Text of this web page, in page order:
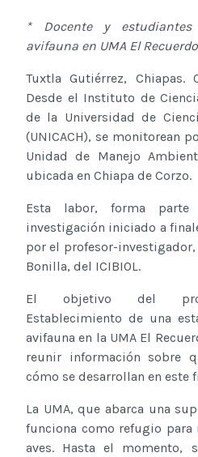
* Docente y estudiantes
avifauna en UMA El Recuerdo
Tuxtla Gutiérrez,
Desde el Instituto de
de la Universidad de
(UNICACH), se monitorean
Unidad de Manejo
ubicada en Chiapa de Corzo.
Esta labor, forma
investigación iniciado a
por el profesor-investigador,
Bonilla, del ICIBIOL.
El objetivo del
Establecimiento de una
avifauna en la UMA El
reunir información sobre
cómo se desarrollan en este
La UMA, que abarca una
funciona como refugio para
aves. Hasta el momento,